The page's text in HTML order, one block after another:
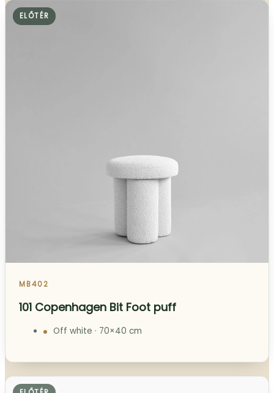
ELŐTÉR
MB402
101 Copenhagen Bit Foot puff
Off white · 70×40 cm